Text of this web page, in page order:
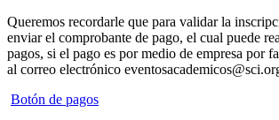
Queremos recordarle que para validar la
enviar el comprobante de pago, el cual puede
pagos, si el pago es por medio de empresa por
al correo electrónico
Botón de pagos